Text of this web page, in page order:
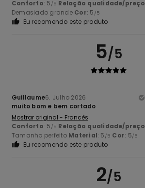
Conforto: 5 /5 Relação qualidade/preço
Demasiado grande Cor: 5 /5
Eu recomendo este produto
5/5
Guillaume6. Julho 2026
muito bom e bem cortado
Mostrar original - Francês
Conforto: 5 /5 Relação qualidade/preço
Tamanho perfeito Material: 5 /5 Cor: 5/5
Eu recomendo este produto
2/5